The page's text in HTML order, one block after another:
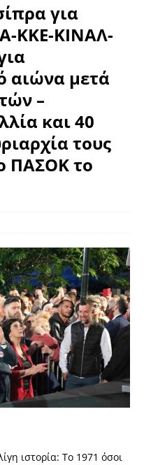
για
ΚΚΕ-ΚΙΝΑΛ-
αιώνα μετά
–
και 40
τους
ΠΑΣΟΚ το
ιστορία: Το 1971 όσοι